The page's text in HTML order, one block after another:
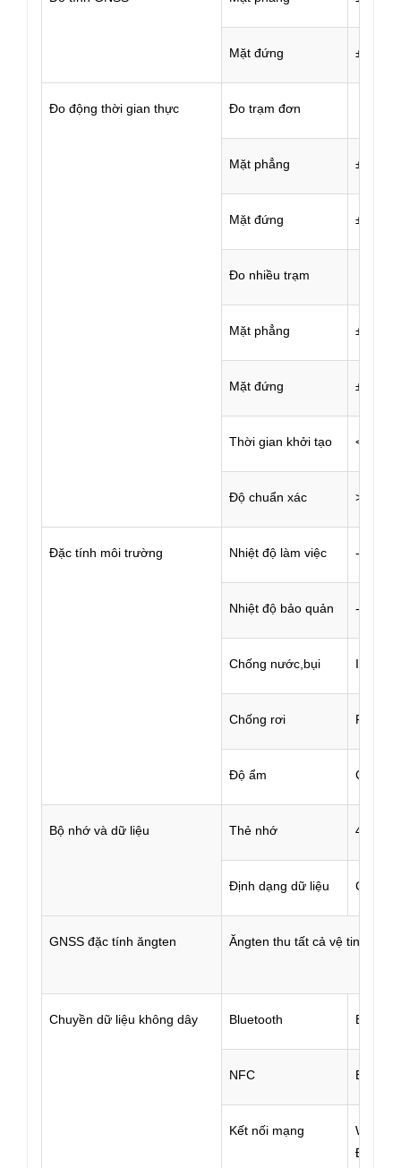
Mặt đứng ±(5mm
Đo động thời gian thực Đo trạm đơn
Mặt phẳng ±(8mm
Mặt đứng
Đo nhiều trạm
Mặt phẳng ±(8mm
Mặt đứng
Thời gian khởi tạo <10s
Độ chuẩn xác
Đặc tính môi trường Nhiệt độ làm việc -30℃
Nhiệt độ bảo quản -40℃
Chống nước,bụi IP67
Chống rơi Rơi tự
Độ ẩm Chống
Bộ nhớ và dữ liệu Thẻ nhớ 4G
Định dạng dữ liệu
GNSS đặc tính ăngten Ăngten thu tất cả vệ tinh，
Chuyền dữ liệu không dây Bluetooth
NFC
Kết nối mạng
Đặt